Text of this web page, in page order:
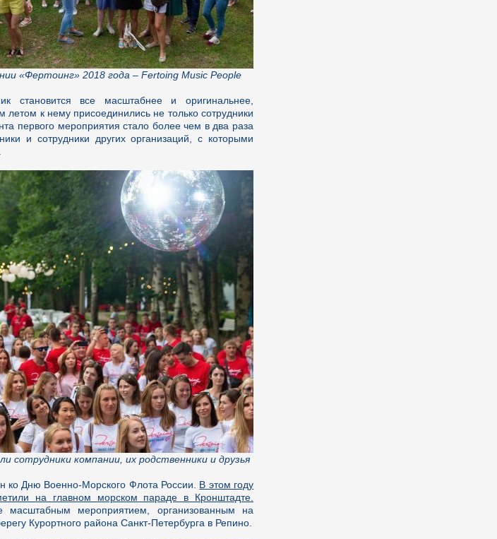
«Фертоинг» 2018 года – Fertoing Music People
становится все масштабнее и оригинальнее,
к нему присоединились не только сотрудники
первого мероприятия стало более чем в два раза
и сотрудники других организаций, с которыми
сотрудники компании, их родственники и друзья
ко Дню Военно-Морского Флота России. В этом году
на главном морском параде в Кронштадте.
мероприятием, организованным на
Курортного района Санкт-Петербурга в Репино.